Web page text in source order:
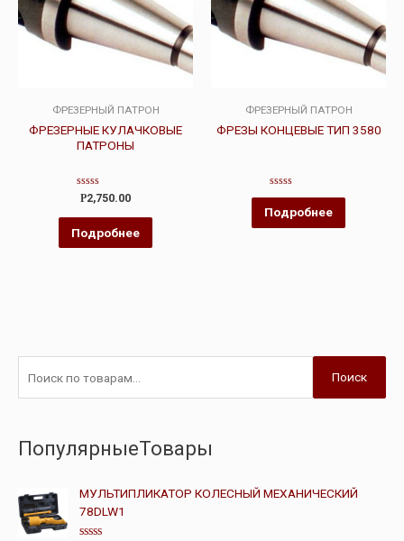
ФРЕЗЕРНЫЙ ПАТРОН
ФРЕЗЕРНЫЕ КУЛАЧКОВЫЕ
ПАТРОНЫ
Оценка
из
Р2,750.00
Подробнее
ФРЕЗЕРНЫЙ ПАТРОН
ФРЕЗЫ КОНЦЕВЫЕ ТИП 3580
Оценка
0
из
5
Подробнее
Поиск
ПопулярныеТовары
МУЛЬТИПЛИКАТОР КОЛЕСНЫЙ МЕХАНИЧЕСКИЙ
78DLW1